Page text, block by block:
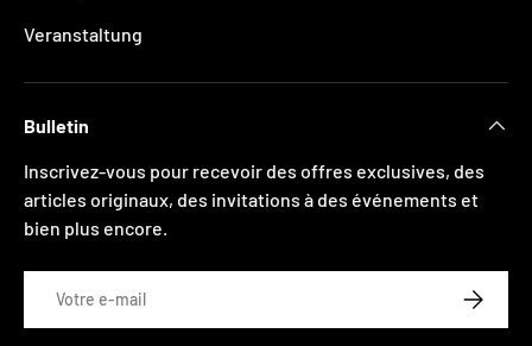
Veranstaltung
Bulletin
Inscrivez-vous pour recevoir des offres exclusives, des
articles originaux, des invitations à des événements et
bien plus encore.